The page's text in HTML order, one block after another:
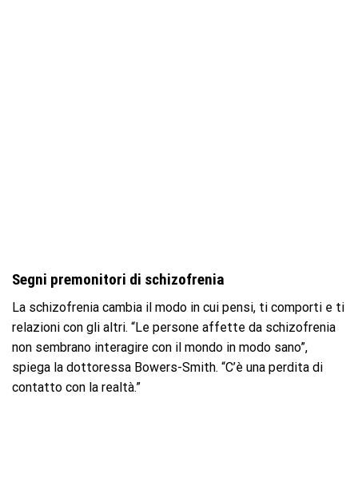
Segni premonitori di schizofrenia
La schizofrenia cambia il modo in cui pensi, ti comporti e ti
relazioni con gli altri. “Le persone affette da schizofrenia
non sembrano interagire con il mondo in modo sano”,
spiega la dottoressa Bowers-Smith. “C’è una perdita di
contatto con la realtà.”